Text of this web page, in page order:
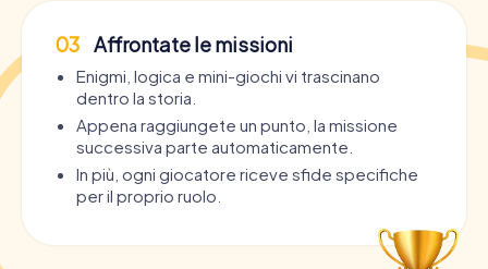
03 Affrontate le missioni
Enigmi, logica e mini-giochi vi trascinano
dentro la storia.
Appena raggiungete un punto, la missione
successiva parte automaticamente.
In più, ogni giocatore riceve sfide specifiche
per il proprio ruolo.